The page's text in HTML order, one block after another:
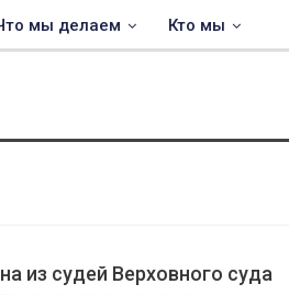
мы делаем Кто мы
из судей Верховного суда